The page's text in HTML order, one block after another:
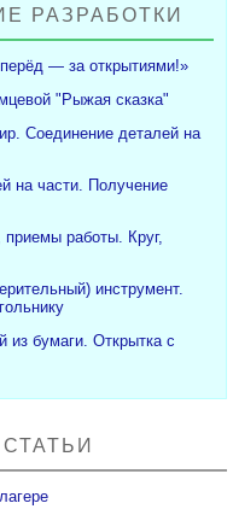
РАЗРАБОТКИ
— за открытиями!»
"Рыжая сказка"
Соединение деталей на
на части. Получение
приемы работы. Круг,
инструмент.
из бумаги. Открытка с